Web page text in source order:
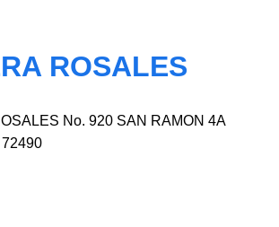
ROSALES
No. 920 SAN RAMON 4A